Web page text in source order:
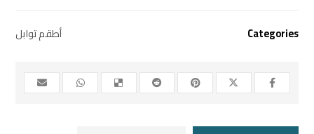
Categories أطقم توابل